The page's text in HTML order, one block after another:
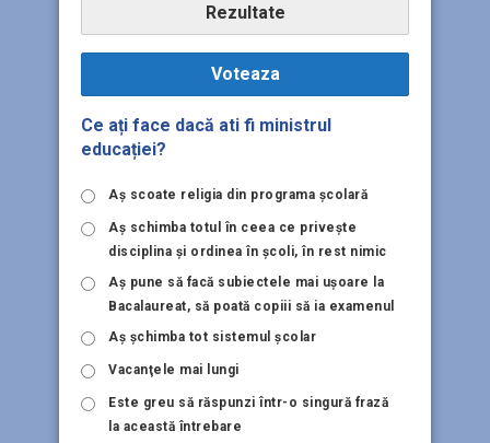
Rezultate
Voteaza
Ce ați face dacă ati fi ministrul
educației?
Aş scoate religia din programa şcolară
Aş schimba totul în ceea ce priveşte
disciplina şi ordinea în şcoli, în rest nimic
Aş pune să facă subiectele mai uşoare la
Bacalaureat, să poată copiii să ia examenul
Aş şchimba tot sistemul şcolar
Vacanţele mai lungi
Este greu să răspunzi într-o singură frază
la această întrebare